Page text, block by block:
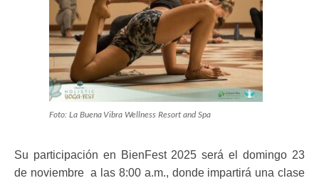
Foto: La Buena Vibra Wellness Resort and Spa
Su participación en BienFest 2025 será el domingo 23
de noviembre a las 8:00 a.m., donde impartirá una clase